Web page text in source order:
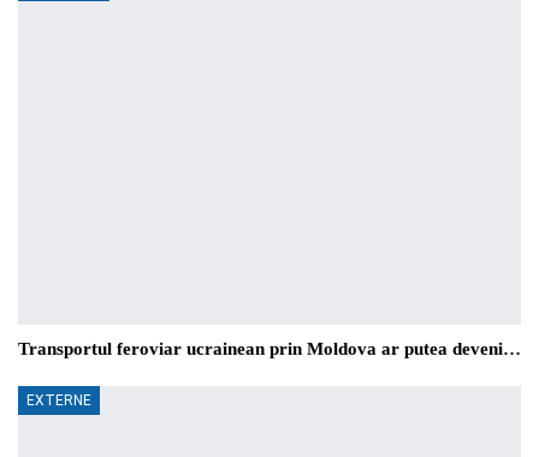
Transportul feroviar ucrainean prin Moldova ar putea deveni…
EXTERNE